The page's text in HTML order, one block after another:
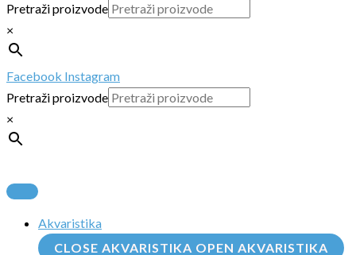
Pretraži proizvode
×
Facebook Instagram
Pretraži proizvode
×
Akvaristika
CLOSE AKVARISTIKA OPEN AKVARISTIKA